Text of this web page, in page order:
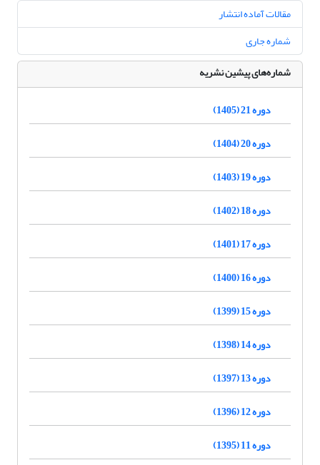
مقالات آماده انتشار
شماره جاری
شماره‌های پیشین نشریه
دوره 21 (1405)
دوره 20 (1404)
دوره 19 (1403)
دوره 18 (1402)
دوره 17 (1401)
دوره 16 (1400)
دوره 15 (1399)
دوره 14 (1398)
دوره 13 (1397)
دوره 12 (1396)
دوره 11 (1395)